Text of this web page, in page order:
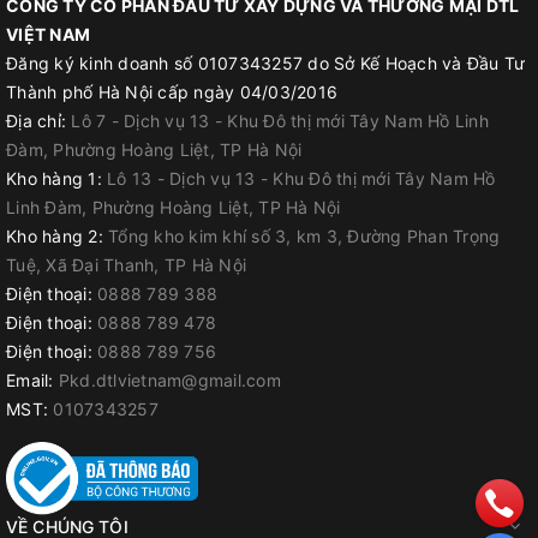
CÔNG TY CỔ PHẦN ĐẦU TƯ XÂY DỰNG VÀ THƯƠNG MẠI DTL
VIỆT NAM
Đăng ký kinh doanh số 0107343257 do Sở Kế Hoạch và Đầu Tư
Thành phố Hà Nội cấp ngày 04/03/2016
Địa chỉ: Lô 7 - Dịch vụ 13 - Khu Đô thị mới Tây Nam Hồ Linh
Đàm, Phường Hoàng Liệt, TP Hà Nội
Kho hàng 1: Lô 13 - Dịch vụ 13 - Khu Đô thị mới Tây Nam Hồ
Linh Đàm, Phường Hoàng Liệt, TP Hà Nội
Kho hàng 2: Tổng kho kim khí số 3, km 3, Đường Phan Trọng
Tuệ, Xã Đại Thanh, TP Hà Nội
Điện thoại: 0888 789 388
Điện thoại: 0888 789 478
Điện thoại: 0888 789 756
Email: Pkd.dtlvietnam@gmail.com
MST: 0107343257
VỀ CHÚNG TÔI